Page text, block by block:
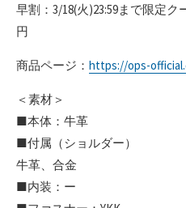
早割：3/18(火)23:59まで限定
円
商品ページ： https://ops-
＜素材＞
■本体：牛革
■付属（ショルダー）
牛革、合金
■内装：ー